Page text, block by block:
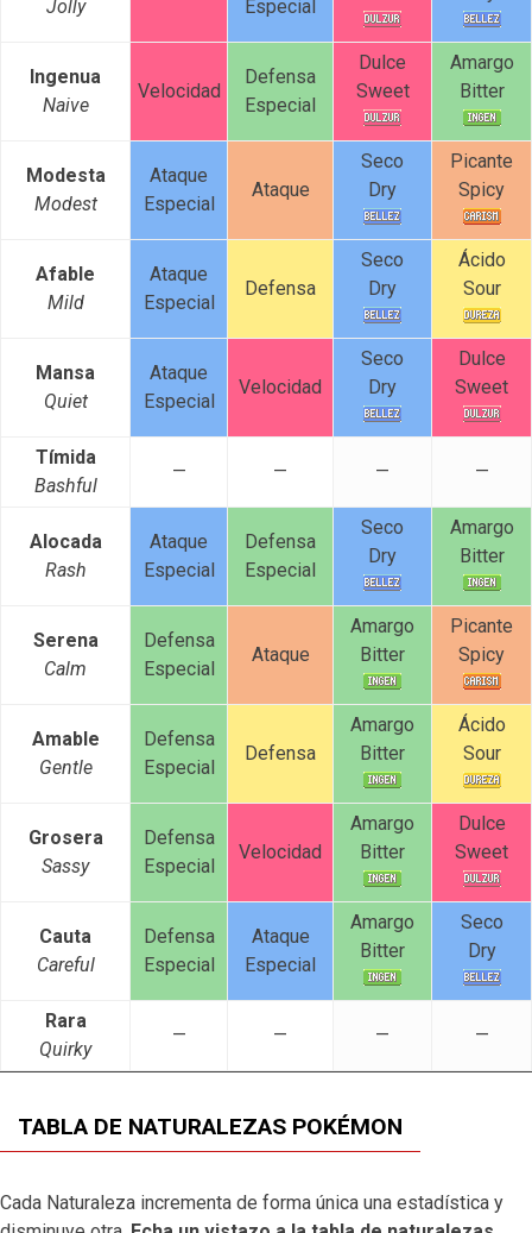
Jolly
Especial
Ingenua
Naive
Velocidad
Defensa
Especial
Dulce
Sweet
Amargo
Bitter
Modesta
Modest
Ataque
Especial
Ataque
Seco
Dry
Picante
Spicy
Afable
Mild
Ataque
Especial
Defensa
Seco
Dry
Ácido
Sour
Mansa
Quiet
Ataque
Especial
Velocidad
Seco
Dry
Dulce
Sweet
Tímida
Bashful
— — — —
Alocada
Rash
Ataque
Especial
Defensa
Especial
Seco
Dry
Amargo
Bitter
Serena
Calm
Defensa
Especial
Ataque
Amargo
Bitter
Picante
Spicy
Amable
Gentle
Defensa
Especial
Defensa
Amargo
Bitter
Ácido
Sour
Grosera
Sassy
Defensa
Especial
Velocidad
Amargo
Bitter
Dulce
Sweet
Cauta
Careful
Defensa
Especial
Ataque
Especial
Amargo
Bitter
Seco
Dry
Rara
Quirky
— — — —
TABLA DE NATURALEZAS POKÉMON
Cada Naturaleza incrementa de forma única una estadística y